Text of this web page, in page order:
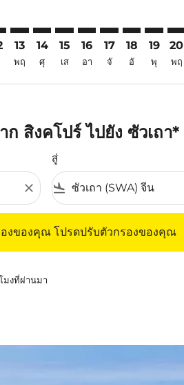
13
พฤ
14
ศุ
15
เส
16
อา
17
จั
18
อั
19
พุ
20
พฤ
สิงคโปร์ ไปยัง ซัวเถา*
close
สู่
flight_land
งของคุณ โปรดปรับตัวกรองของคุณ
มงที่ผ่านมา